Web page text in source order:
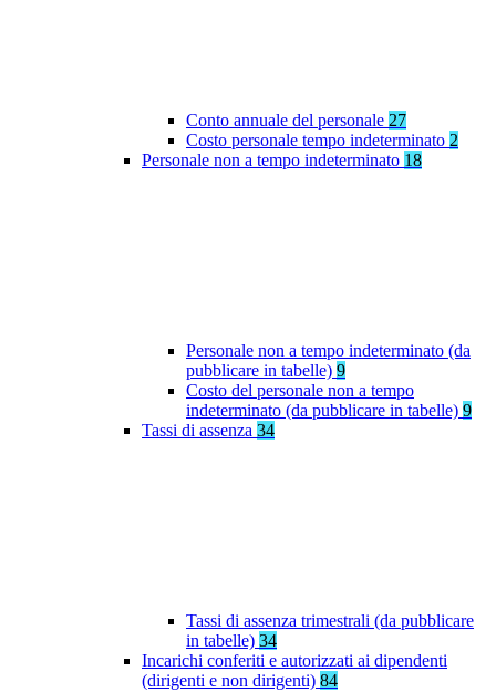
Conto annuale del personale 27
Costo personale tempo indeterminato 2
Personale non a tempo indeterminato 18
Personale non a tempo indeterminato (da
pubblicare in tabelle) 9
Costo del personale non a tempo
indeterminato (da pubblicare in tabelle) 9
Tassi di assenza 34
Tassi di assenza trimestrali (da pubblicare
in tabelle) 34
Incarichi conferiti e autorizzati ai dipendenti
(dirigenti e non dirigenti) 84